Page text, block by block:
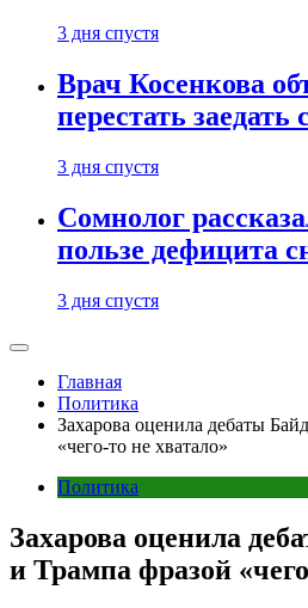
3 дня спустя
Врач Косенкова
перестать заедать
3 дня спустя
Сомнолог
пользе дефицита
3 дня спустя
Главная
Политика
Захарова оценила дебаты
«чего-то не хватало»
Политика
Захарова оценила
и Трампа фразой